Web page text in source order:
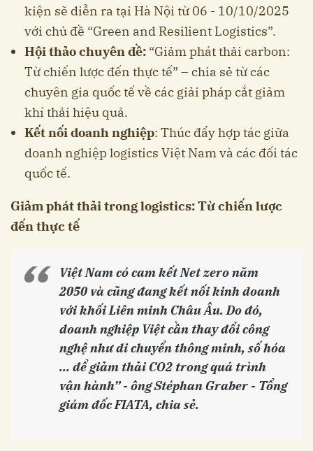
kiện sẽ diễn ra tại Hà Nội từ 06 - 10/10/2025
với chủ đề “Green and Resilient Logistics”.
Hội thảo chuyên đề: “Giảm phát thải carbon:
Từ chiến lược đến thực tế” – chia sẻ từ các
chuyên gia quốc tế về các giải pháp cắt giảm
khí thải hiệu quả.
Kết nối doanh nghiệp: Thúc đẩy hợp tác giữa
doanh nghiệp logistics Việt Nam và các đối tác
quốc tế.
Giảm phát thải trong logistics: Từ chiến lược
đến thực tế
Việt Nam có cam kết Net zero năm
2050 và cũng đang kết nối kinh doanh
với khối Liên minh Châu Âu. Do đó,
doanh nghiệp Việt cần thay đổi công
nghệ như di chuyển thông minh, số hóa
... để giảm thải CO2 trong quá trình
vận hành” - ông Stéphan Graber - Tổng
giám đốc FIATA, chia sẻ.